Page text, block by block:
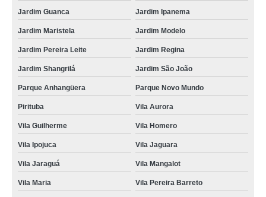
Jardim Guanca Jardim Ipanema
Jardim Maristela Jardim Modelo
Jardim Pereira Leite Jardim Regina
Jardim Shangrilá Jardim São João
Parque Anhangüera Parque Novo Mundo
Pirituba Vila Aurora
Vila Guilherme Vila Homero
Vila Ipojuca Vila Jaguara
Vila Jaraguá Vila Mangalot
Vila Maria Vila Pereira Barreto